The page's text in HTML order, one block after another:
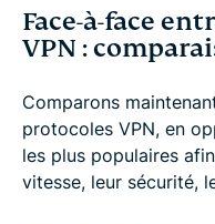
Face-à-face
VPN :
Comparons
protocoles VPN, en
les plus populaires
vitesse, leur sécurité,